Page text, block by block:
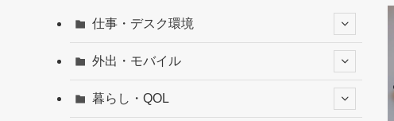
仕事・デスク環境
外出・モバイル
暮らし・QOL